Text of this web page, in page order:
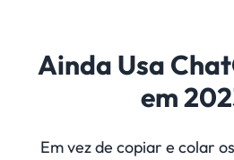
Ainda Usa
em
Em vez de copiar e colar